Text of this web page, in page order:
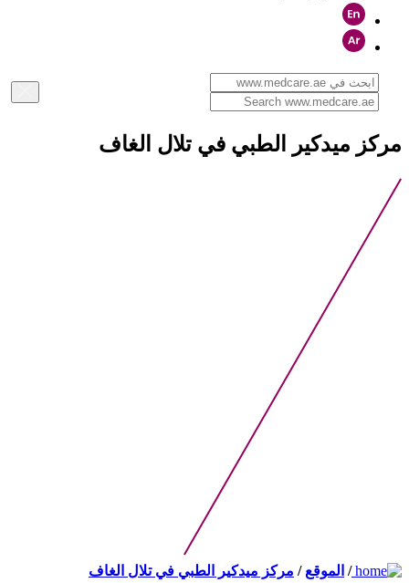
مركز ميدكير الطبي في تلال الغاف
/ الموقع / مركز ميدكير الطبي في تلال الغاف